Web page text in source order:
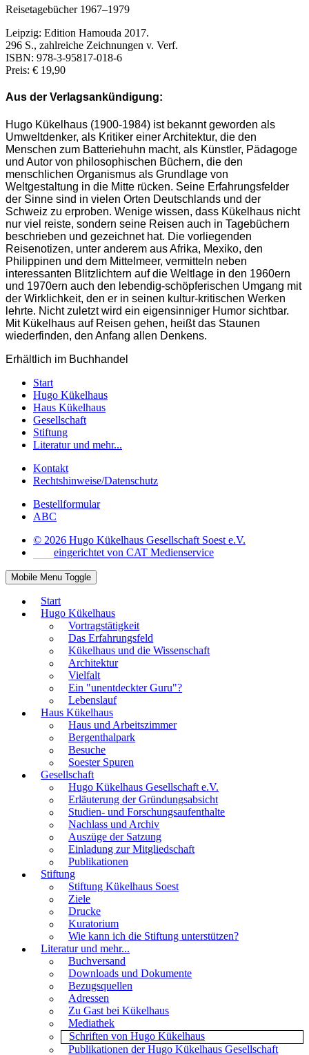
Reisetagebücher 1967–1979
Leipzig: Edition Hamouda 2017.
296 S., zahlreiche Zeichnungen v. Verf.
ISBN: 978-3-95817-018-6
Preis: € 19,90
Aus der Verlagsankündigung:
Hugo Kükelhaus (1900-1984) ist bekannt geworden als
Umweltdenker, als Kritiker einer Architektur, die den
Menschen zum Batteriehuhn macht, als Künstler, Pädagoge
und Autor von philosophischen Büchern, die den
menschlichen Organismus als Grundlage von
Weltgestaltung in die Mitte rücken. Seine Erfahrungsfelder
der Sinne sind in vielen Orten Deutschlands und der
Schweiz zu erproben. Wenige wissen, dass Kükelhaus nicht
nur viel reiste, sondern seine Reisen auch in Tagebüchern
beschrieben und gezeichnet hat. Die vorliegenden
Reisenotizen, unter anderem aus Afrika, Mexiko, den
Philippinen und dem Mittelmeer, vermitteln neben
interessanten Blitzlichtern auf die Weltlage in den 1960ern
und 1970ern auch den lebendig-schöpferischen Umgang mit
der Wirklichkeit, den er in seinen kultur-kritischen Werken
lehrte. Nicht zuletzt wird ein eigensinniger Humor sichtbar.
Mit Kükelhaus auf Reisen gehen, heißt das Staunen
wiederfinden, den Anfang allen Denkens.
Erhältlich im Buchhandel
Start
Hugo Kükelhaus
Haus Kükelhaus
Gesellschaft
Stiftung
Literatur und mehr...
Kontakt
Rechtshinweise/Datenschutz
Bestellformular
ABC
© 2026 Hugo Kükelhaus Gesellschaft Soest e.V.
eingerichtet von CAT Medienservice
Mobile Menu Toggle
Start
Hugo Kükelhaus
Vortragstätigkeit
Das Erfahrungsfeld
Kükelhaus und die Wissenschaft
Architektur
Vielfalt
Ein "unentdeckter Guru"?
Lebenslauf
Haus Kükelhaus
Haus und Arbeitszimmer
Bergenthalpark
Besuche
Soester Spuren
Gesellschaft
Hugo Kükelhaus Gesellschaft e.V.
Erläuterung der Gründungsabsicht
Studien- und Forschungsaufenthalte
Nachlass und Archiv
Auszüge der Satzung
Einladung zur Mitgliedschaft
Publikationen
Stiftung
Stiftung Kükelhaus Soest
Ziele
Drucke
Kuratorium
Wie kann ich die Stiftung unterstützen?
Literatur und mehr...
Buchversand
Downloads und Dokumente
Bezugsquellen
Adressen
Zu Gast bei Kükelhaus
Mediathek
Schriften von Hugo Kükelhaus
Publikationen der Hugo Kükelhaus Gesellschaft